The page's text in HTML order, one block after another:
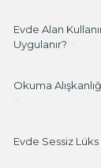
Evde Alan
Uygulanır?
Okuma
Evde Sessiz